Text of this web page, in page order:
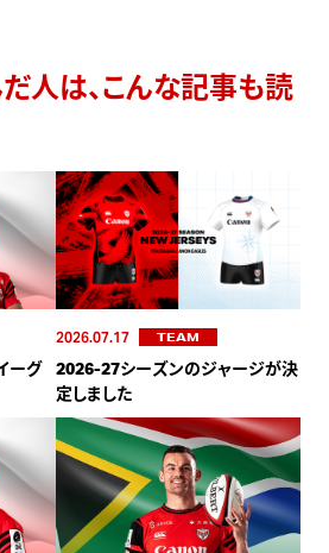
人は、こんな記事も読
ーグ
2026.07.17 TEAM
2026-27シーズンのジャージが決
定しました